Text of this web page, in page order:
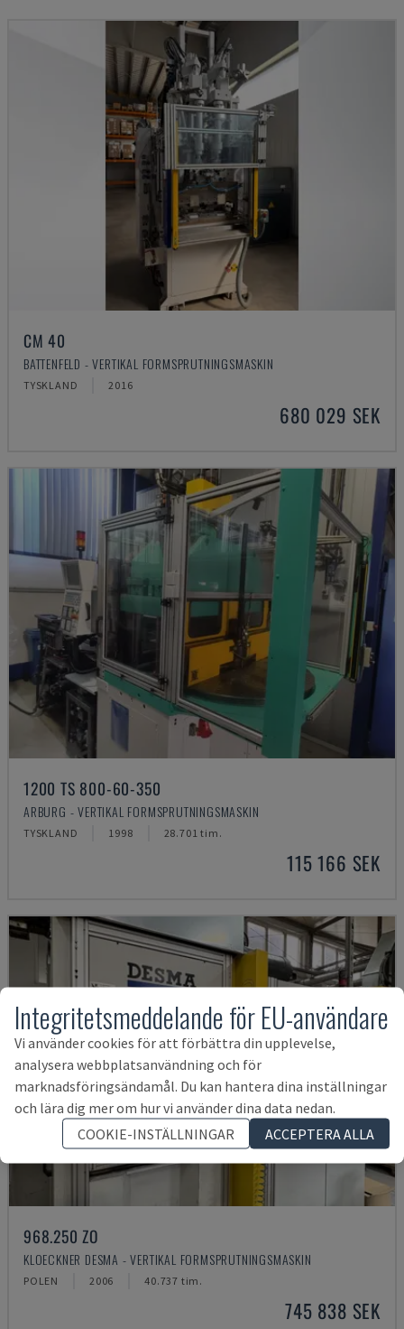
CM 40
BATTENFELD - VERTIKAL FORMSPRUTNINGSMASKIN
TYSKLAND 2016
680 029 SEK
1200 TS 800-60-350
ARBURG - VERTIKAL FORMSPRUTNINGSMASKIN
TYSKLAND 1998 28.701 tim.
115 166 SEK
968.250 ZO
KLOECKNER DESMA - VERTIKAL FORMSPRUTNINGSMASKIN
POLEN 2006 40.737 tim.
745 838 SEK
Integritetsmeddelande för EU-användare
Vi använder cookies för att förbättra din upplevelse,
analysera webbplatsanvändning och för
marknadsföringsändamål. Du kan hantera dina inställningar
och lära dig mer om hur vi använder dina data nedan.
COOKIE-INSTÄLLNINGAR
ACCEPTERA ALLA